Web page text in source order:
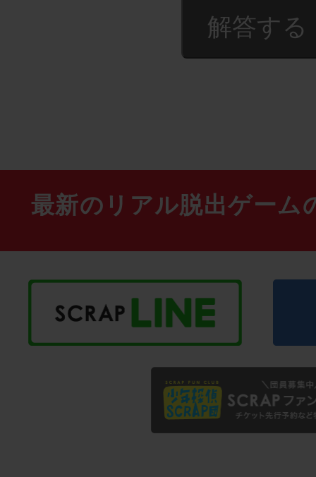
最新のリアル脱出ゲーム